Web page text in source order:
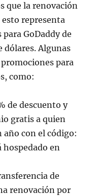
que la renovación
esto representa
GoDaddy de
dólares. Algunas
para
como:
de descuento y
gratis a quien
con el código:
hospedado en
de
renovación por